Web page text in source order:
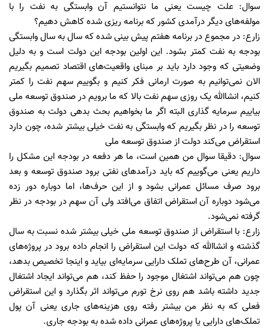
سوال: علت چیست یعنی ما نتوانستیم آن وابستگی به نفت را با
مولفه‌های دیگر درآمدی کشور که برنامه ریزی شده کاهش دهیم؟
زارع: در مجموع در برنامه هفتم پیش بینی شده که سال به سال وابستگی
بودجه به نفت کمتر بشود. این اولین بودجه این دولت است و به دلیل
وضعیتی که وجود دارد باید بر مبنای واقعیت‌های اقتصاد تصمیم بگیریم
الان نمی‌توانیم به صورت ارمانی فکر کنیم و بگوییم سهم نفت را کمتر
کنیم، انشاالله یک روزی سهم نفت بالا که ما برویم در صندوق توسعه ملی
بیاییم سرمایه گذاری البته اگر ما بخواهیم بحث بدهی دولت به صندوق
توسعه را در نظر بگیریم که وابستگی به نفت خیلی بیشتر شده، چون دارد
استقراض می‌کند دولت از صندوق توسعه ملی
سوال: دقیقا سوال من همین است، ما هر دفعه در بودجه این مشکل را
داریم یعنی می‌گوییم که باید درآمد‌های نفتی برود صندوق توسعه و بعد
برود صرف مسائل عمرانی بشود و از این حرف‌ها، اما دوباره دور زده
می‌شود دوباره آن استقراض اتفاق می‌افتد ولی آن سهم در بودجه در نظر
گرفته نمی‌شود.
زارع: با استقراض از صندوق توسعه ملی خیلی بیشتر شده نسبت به سال
گذشته و انشاالله که دولت این استقراض را انجام داده برود در پروژه‌های
عمرانی، آن طرح‌های تملک دارایی سرمایه‌ای بیاید و اینجا تخصیص بدهد،
چون هم می‌تواند اشتغال موجود را حفظ کند، هم می‌تواند ایجاد اشتغال
جدید داشته باشد هم روی نرخ تورم می‌تواند اثر بگذارد و این استقراض
فعلی که به نظر من بیشتر رفته روی هزینه‌های جاری یعنی آن پول
تملک‌های دارایی یا پروژه‌های عمرانی داده شده به بودجه جاری.